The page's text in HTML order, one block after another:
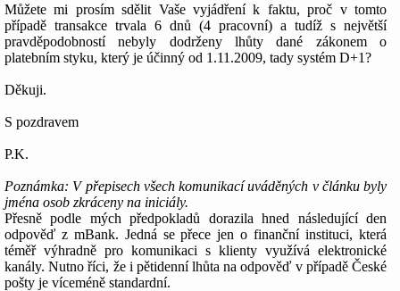
Můžete mi prosím sdělit Vaše vyjádření k faktu, proč v tomto
případě transakce trvala 6 dnů (4 pracovní) a tudíž s největší
pravděpodobností nebyly dodrženy lhůty dané zákonem o
platebním styku, který je účinný od 1.11.2009, tady systém D+1?
Děkuji.
S pozdravem
P.K.
Poznámka: V přepisech všech komunikací uváděných v článku byly
jména osob zkráceny na iniciály.
Přesně podle mých předpokladů dorazila hned následující den
odpověď z mBank. Jedná se přece jen o finanční instituci, která
téměř výhradně pro komunikaci s klienty využívá elektronické
kanály. Nutno říci, že i pětidenní lhůta na odpověď v případě České
pošty je víceméně standardní.